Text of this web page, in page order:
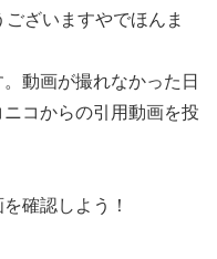
ざいますやでほんま
動画が撮れなかった日
コからの引用動画を投
確認しよう！